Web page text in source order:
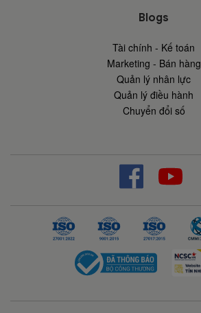
Blogs
Tài chính - Kế toán
Marketing - Bán hàng
Quản lý nhân lực
Quản lý điều hành
Chuyển đổi số